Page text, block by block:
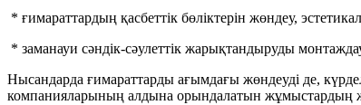
* ғимараттардың қасбеттік бөліктерін жөндеу,
* заманауи сәндік-сәулеттік жарықтандыруды
Нысандарда ғимараттарды ағымдағы жөндеуді де,
компанияларының алдына орындалатын жұмыстардың